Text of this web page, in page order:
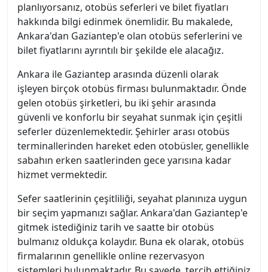
planlıyorsanız, otobüs seferleri ve bilet fiyatları
hakkında bilgi edinmek önemlidir. Bu makalede,
Ankara'dan Gaziantep'e olan otobüs seferlerini ve
bilet fiyatlarını ayrıntılı bir şekilde ele alacağız.
Ankara ile Gaziantep arasında düzenli olarak
işleyen birçok otobüs firması bulunmaktadır. Önde
gelen otobüs şirketleri, bu iki şehir arasında
güvenli ve konforlu bir seyahat sunmak için çeşitli
seferler düzenlemektedir. Şehirler arası otobüs
terminallerinden hareket eden otobüsler, genellikle
sabahın erken saatlerinden gece yarısına kadar
hizmet vermektedir.
Sefer saatlerinin çeşitliliği, seyahat planınıza uygun
bir seçim yapmanızı sağlar. Ankara'dan Gaziantep'e
gitmek istediğiniz tarih ve saatte bir otobüs
bulmanız oldukça kolaydır. Buna ek olarak, otobüs
firmalarının genellikle online rezervasyon